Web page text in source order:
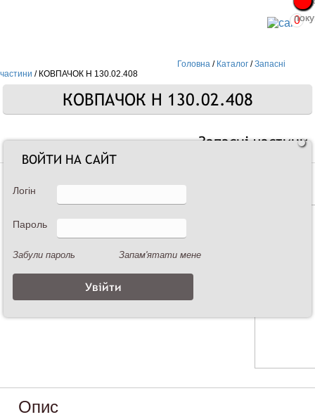
0
Головна / Каталог /Запасні
частини / КОВПАЧОК Н 130.02.408
КОВПАЧОК Н 130.02.408
Запасні частини
Опис
ВОЙТИ НА САЙТ
Логін
Пароль
Забули пароль Запам'ятати мене